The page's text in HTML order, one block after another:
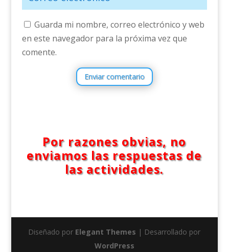
Guarda mi nombre, correo electrónico y web
en este navegador para la próxima vez que
comente.
Enviar comentario
Por razones obvias, no
enviamos las respuestas de
las actividades.
Diseñado por Elegant Themes | Desarrollado por
WordPress